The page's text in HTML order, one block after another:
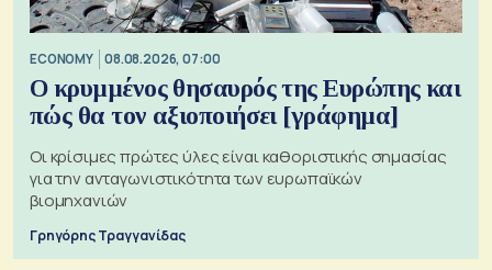
ECONOMY 08.08.2026, 07:00
Ο κρυμμένος θησαυρός της Ευρώπης και
πώς θα τον αξιοποιήσει [γράφημα]
Οι κρίσιμες πρώτες ύλες είναι καθοριστικής σημασίας
για την ανταγωνιστικότητα των ευρωπαϊκών
βιομηχανιών
Γρηγόρης Τραγγανίδας